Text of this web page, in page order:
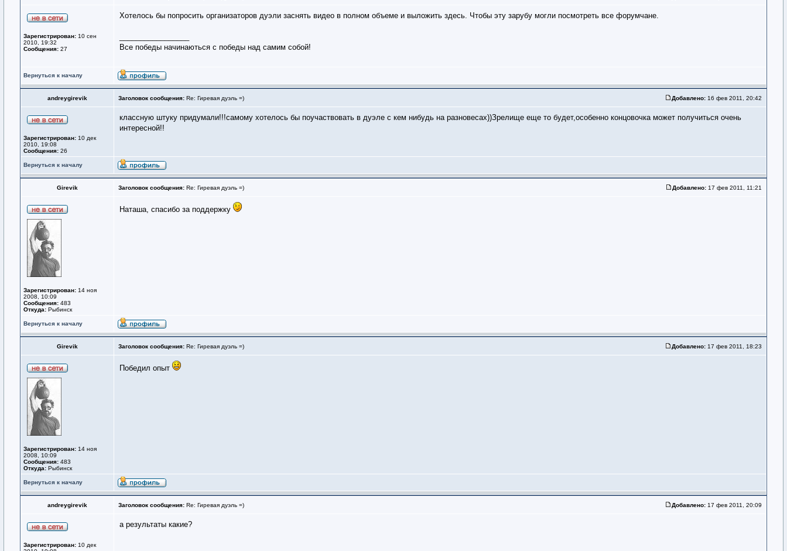
Зарегистрирован: 10 сен
2010, 19:32
Сообщения: 27
Хотелось бы попросить организаторов дуэли заснять видео в полном объеме и выложить здесь. Чтобы эту зарубу могли посмотреть все форумчане.
Все победы начинаються с победы над самим собой!
Вернуться к началу
andreygirevik Заголовок сообщения: Re: Гиревая дуэль =) Добавлено: 16 фев 2011, 20:42
Зарегистрирован: 10 дек
2010, 19:08
Сообщения: 26
классную штуку придумали!!!самому хотелось бы поучаствовать в дуэле с кем нибудь на разновесах))Зрелище еще то будет,особенно концовочка может получиться очень
интересной!!
Вернуться к началу
Girevik Заголовок сообщения: Re: Гиревая дуэль =) Добавлено: 17 фев 2011, 11:21
Зарегистрирован: 14 ноя
2008, 10:09
Сообщения: 483
Откуда: Рыбинск
Наташа, спасибо за поддержку
Вернуться к началу
Girevik Заголовок сообщения: Re: Гиревая дуэль =) Добавлено: 17 фев 2011, 18:23
Зарегистрирован: 14 ноя
2008, 10:09
Сообщения: 483
Откуда: Рыбинск
Победил опыт
Вернуться к началу
andreygirevik Заголовок сообщения: Re: Гиревая дуэль =) Добавлено: 17 фев 2011, 20:09
Зарегистрирован: 10 дек
а результаты какие?